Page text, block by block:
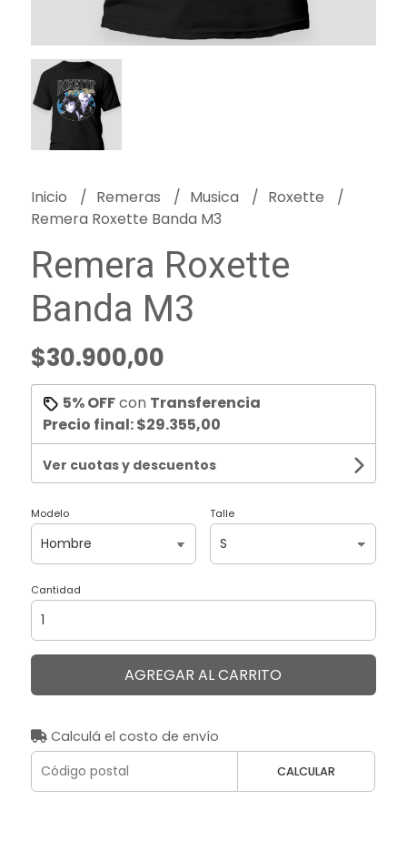
Inicio Remeras Musica
Roxette
Remera Roxette Banda M3
Remera Roxette
Banda M3
$30.900,00
5% OFFcon Transferencia
Precio final:$29.355,00
Ver cuotas y descuentos
Modelo Talle
Cantidad
AGREGAR AL CARRITO
Calculá el costo de envío
CALCULAR